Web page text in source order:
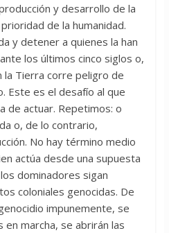
y desarrollo de la
de la humanidad.
y detener a quienes la han
los últimos cinco siglos o,
la Tierra corre peligro de
Este es el desafío al que
de actuar. Repetimos: o
o, de lo contrario,
No hay término medio
actúa desde una supuesta
dominadores sigan
coloniales genocidas. De
impunemente, se
en marcha, se abrirán las